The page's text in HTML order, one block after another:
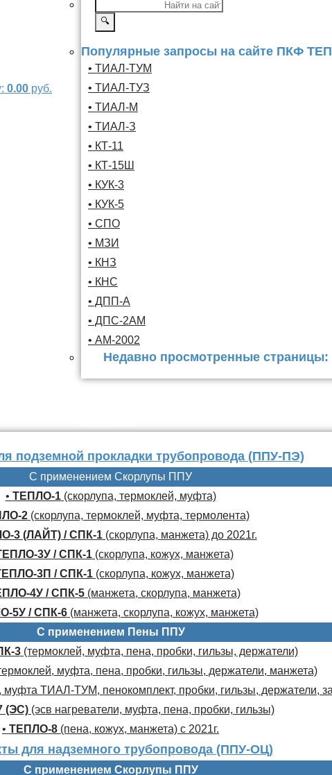
0.00 руб.
🔍
Популярные запросы на сайте ПКФ
• ТИАЛ-ТУМ
• ТИАЛ-ТУЗ
• ТИАЛ-М
• ТИАЛ-З
• КТ-11
• КТ-15Ш
• КУК-3
• КУК-5
• СПО
• МЗИ
• КНЗ
• КНС
• ДПП-А
• ДПС-2АМ
• АМ-2002
Недавно просмотренные страницы:
подземной прокладки трубопровода (ППУ-ПЭ)
С применением Скорлупы ППУ
• ТЕПЛО-1(скорлупа, термоклей, муфта)
2(скорлупа, термоклей, муфта, термолента)
3 (ЛАЙТ) / СПК-1(скорлупа, манжета) до 2021г.
3У / СПК-1(скорлупа, кожух, манжета)
3П / СПК-1(скорлупа, кожух, манжета)
4У / СПК-5 (манжета, скорлупа, манжета)
5У / СПК-6(манжета, скорлупа, кожух, манжета)
С применением Пены ППУ
3(термоклей, муфта, пена, пробки, гильзы, держатели)
муфта, пена, пробки, гильзы, держатели, манжета)
муфта ТИАЛ-ТУМ, пенокомплект, пробки, гильзы, держатели,
(ЭС)(эсв нагреватели, муфта, пена, пробки, гильзы)
• ТЕПЛО-8 (пена, кожух, манжета) с 2021г.
для надземного трубопровода (ППУ-ОЦ)
С применением Скорлупы ППУ